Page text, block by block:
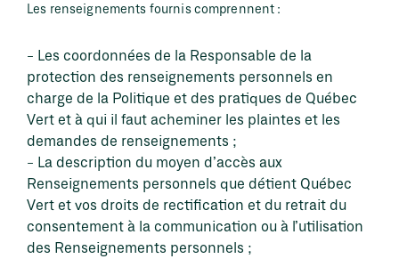
Les renseignements fournis comprennent :
Les coordonnées de la Responsable de la
protection des renseignements personnels en
charge de la Politique et des pratiques de Québec
Vert et à qui il faut acheminer les plaintes et les
demandes de renseignements ;
La description du moyen d’accès aux
Renseignements personnels que détient Québec
Vert et vos droits de rectification et du retrait du
consentement à la communication ou à l’utilisation
des Renseignements personnels ;